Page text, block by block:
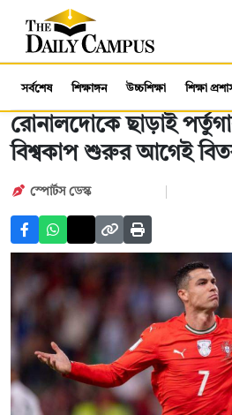
সর্বশেষ শিক্ষাঙ্গন উচ্চশিক্ষা শিক্ষা
রোনালদোকে ছাড়াই
বিশ্বকাপ শুরুর আগেই
স্পোর্টস ডেস্ক